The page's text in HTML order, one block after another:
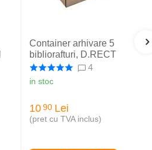
Container arhivare 5
bibliorafturi, D.RECT
4
in stoc
10 90 Lei
(pret cu TVA inclus)